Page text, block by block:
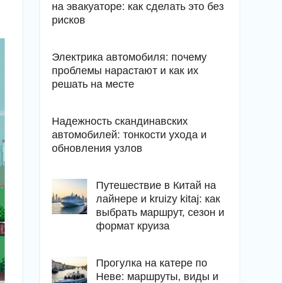
на эвакуаторе: как сделать это без
рисков
Электрика автомобиля: почему
проблемы нарастают и как их
решать на месте
Надежность скандинавских
автомобилей: тонкости ухода и
обновления узлов
Путешествие в Китай на
лайнере и kruizy kitaj: как
выбрать маршрут, сезон и
формат круиза
Прогулка на катере по
Неве: маршруты, виды и